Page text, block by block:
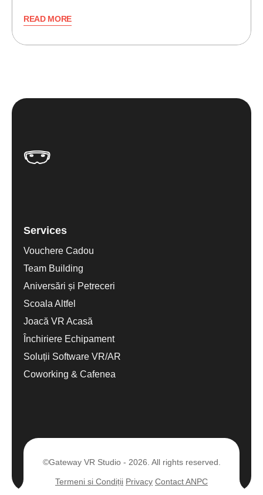
READ MORE
Services
Vouchere Cadou
Team Building
Aniversări și Petreceri
Scoala Altfel
Joacă VR Acasă
Închiriere Echipament
Soluții Software VR/AR
Coworking & Cafenea
©Gateway VR Studio - 2026. All rights reserved.
Termeni si Condiții Privacy Contact ANPC